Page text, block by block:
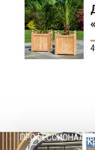
ПРОФЕССИОНАЛОВ